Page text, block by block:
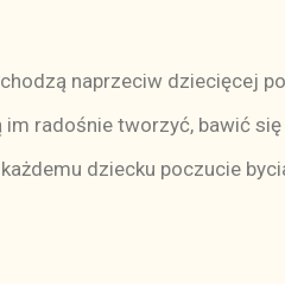
naprzeciw dziecięcej
radośnie tworzyć, bawić
dziecku poczucie